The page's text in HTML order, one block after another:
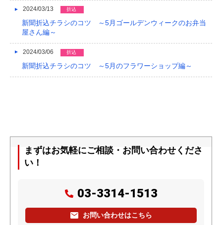
2024/03/13 折込
新聞折込チラシのコツ ～5月ゴールデンウィークのお弁当
屋さん編～
2024/03/06 折込
新聞折込チラシのコツ ～5月のフラワーショップ編～
まずはお気軽にご相談・お問い合わせくださ
い！
03-3314-1513
お問い合わせはこちら